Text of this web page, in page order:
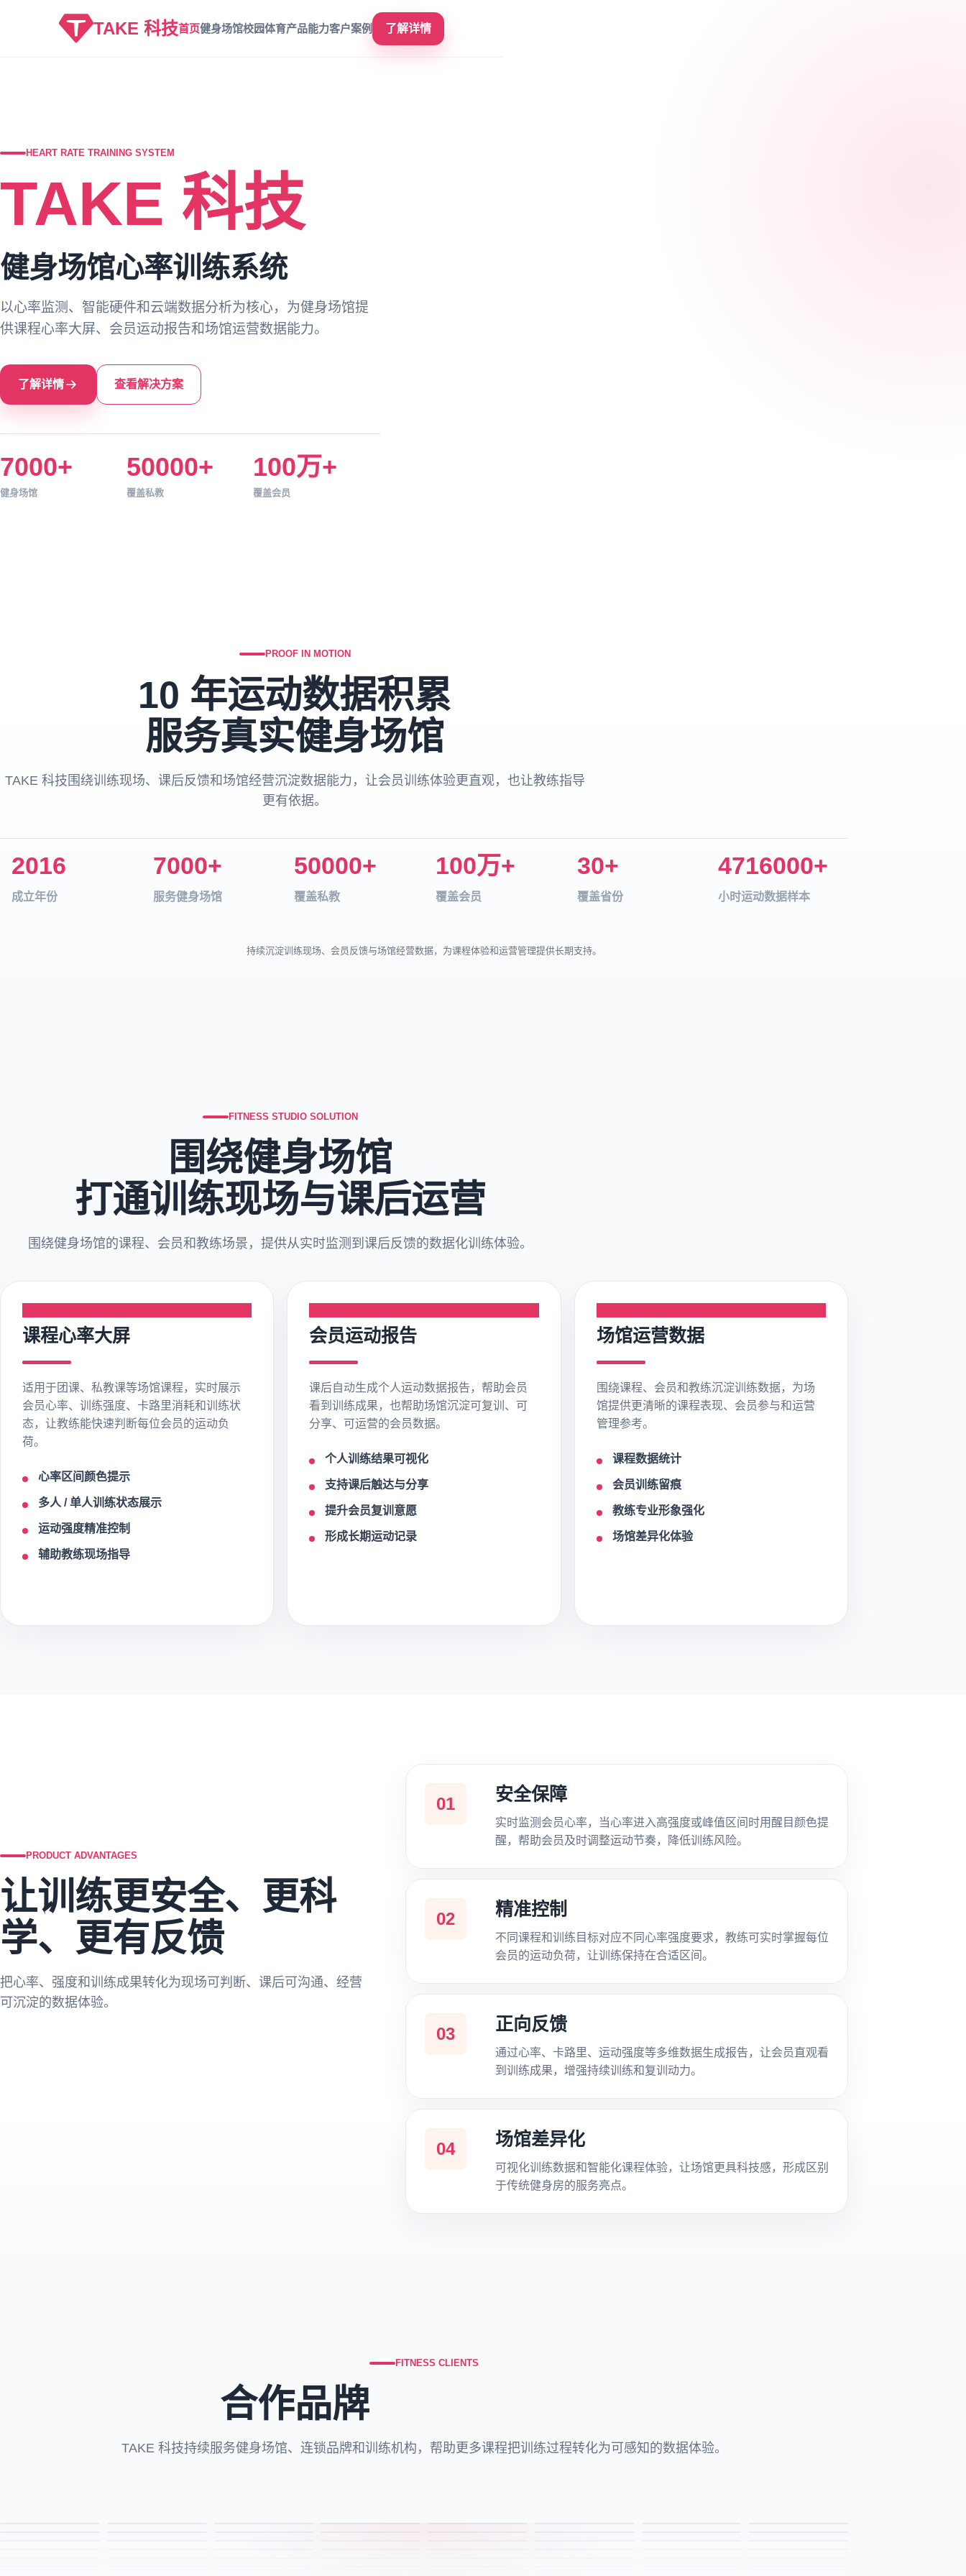
TAKE 科技首页健身场馆校园体育产品能力客户案例 了解详情
HEART RATE TRAINING SYSTEM
TAKE 科技
健身场馆心率训练系统
以心率监测、智能硬件和云端数据分析为核心，为健身场馆提
供课程心率大屏、会员运动报告和场馆运营数据能力。
了解详情 查看解决方案
7000+
健身场馆
50000+
覆盖私教
100万+
覆盖会员
PROOF IN MOTION
10 年运动数据积累
服务真实健身场馆
TAKE 科技围绕训练现场、课后反馈和场馆经营沉淀数据能力，让会员训练体验更直观，也让教练指导
更有依据。
2016
成立年份
7000+
服务健身场馆
50000+
覆盖私教
100万+
覆盖会员
30+
覆盖省份
4716000+
小时运动数据样本
持续沉淀训练现场、会员反馈与场馆经营数据，为课程体验和运营管理提供长期支持。
FITNESS STUDIO SOLUTION
围绕健身场馆
打通训练现场与课后运营
围绕健身场馆的课程、会员和教练场景，提供从实时监测到课后反馈的数据化训练体验。
课程心率大屏
适用于团课、私教课等场馆课程，实时展示
会员心率、训练强度、卡路里消耗和训练状
态，让教练能快速判断每位会员的运动负
荷。
心率区间颜色提示
多人 / 单人训练状态展示
运动强度精准控制
辅助教练现场指导
会员运动报告
课后自动生成个人运动数据报告，帮助会员
看到训练成果，也帮助场馆沉淀可复训、可
分享、可运营的会员数据。
个人训练结果可视化
支持课后触达与分享
提升会员复训意愿
形成长期运动记录
场馆运营数据
围绕课程、会员和教练沉淀训练数据，为场
馆提供更清晰的课程表现、会员参与和运营
管理参考。
课程数据统计
会员训练留痕
教练专业形象强化
场馆差异化体验
PRODUCT ADVANTAGES
让训练更安全、更科
学、更有反馈
把心率、强度和训练成果转化为现场可判断、课后可沟通、经营
可沉淀的数据体验。
01 安全保障
实时监测会员心率，当心率进入高强度或峰值区间时用醒目颜色提
醒，帮助会员及时调整运动节奏，降低训练风险。
02 精准控制
不同课程和训练目标对应不同心率强度要求，教练可实时掌握每位
会员的运动负荷，让训练保持在合适区间。
03 正向反馈
通过心率、卡路里、运动强度等多维数据生成报告，让会员直观看
到训练成果，增强持续训练和复训动力。
04 场馆差异化
可视化训练数据和智能化课程体验，让场馆更具科技感，形成区别
于传统健身房的服务亮点。
FITNESS CLIENTS
合作品牌
TAKE 科技持续服务健身场馆、连锁品牌和训练机构，帮助更多课程把训练过程转化为可感知的数据体验。